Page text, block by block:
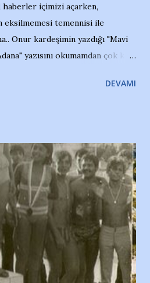
içimizi açarken,
eksilmemesi temennisi ile
Onur kardeşimin yazdığı "Mavi
yazısını okumamdan çok kısa
İstanbul takımlarının
görmek istemediklerini bir
bildiriyordu.. Bu grup
muhterem(!) ''Açık ve net olarak
Bunun yanısıra, bu takımlara
izin veren Bursa Büyükşehir
bulunduğu alışveriş merkezlerini
.. Blogumuzda okuduğum bu
habe...
DEVAMI